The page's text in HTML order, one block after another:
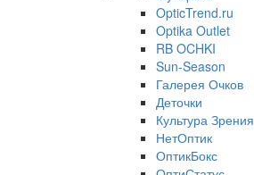
OpticTrend.ru
Optika Outlet
RB OCHKI
Sun-Season
Галерея Очков
Деточки
Культура Зрения
НетОптик
ОптикБокс